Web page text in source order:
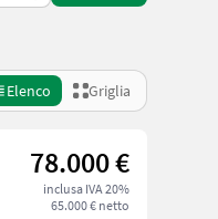
Elenco Griglia
78.000 €
inclusa IVA 20%
65.000 € netto